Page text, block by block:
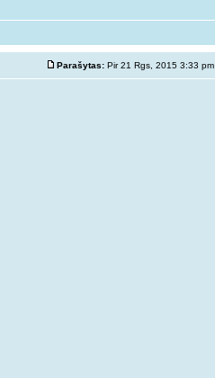
Parašytas: Pir 21 Rgs, 2015 3:33 pm